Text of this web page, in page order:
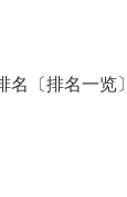
〔排名一览〕